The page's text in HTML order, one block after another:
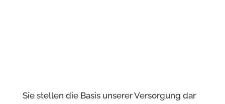
Sie stellen die Basis unserer Versorgung dar